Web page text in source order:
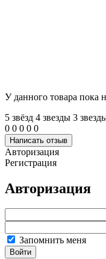
У данного товара пока
5 звёзд 4 звeзды 3
0 0 0 0 0
Написать отзыв
Авторизация
Регистрация
Авторизация
Запомнить меня
Войти